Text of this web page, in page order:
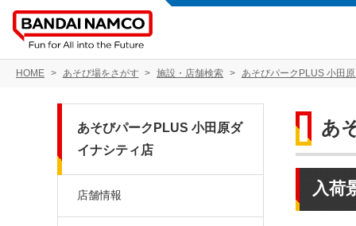
HOME あそび場をさがす 施設・店舗検索 あそびパークPLUS 小田
あ
入荷
あそびパークPLUS 小田原ダ
イナシティ店
店舗情報